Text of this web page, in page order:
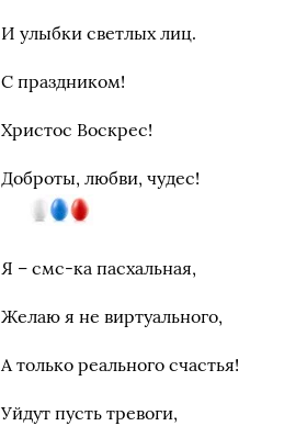
И улыбки светлых лиц.
С праздником!
Христос Воскрес!
Доброты, любви, чудес!
Я – смс-ка пасхальная,
Желаю я не виртуального,
А только реального счастья!
Уйдут пусть тревоги,